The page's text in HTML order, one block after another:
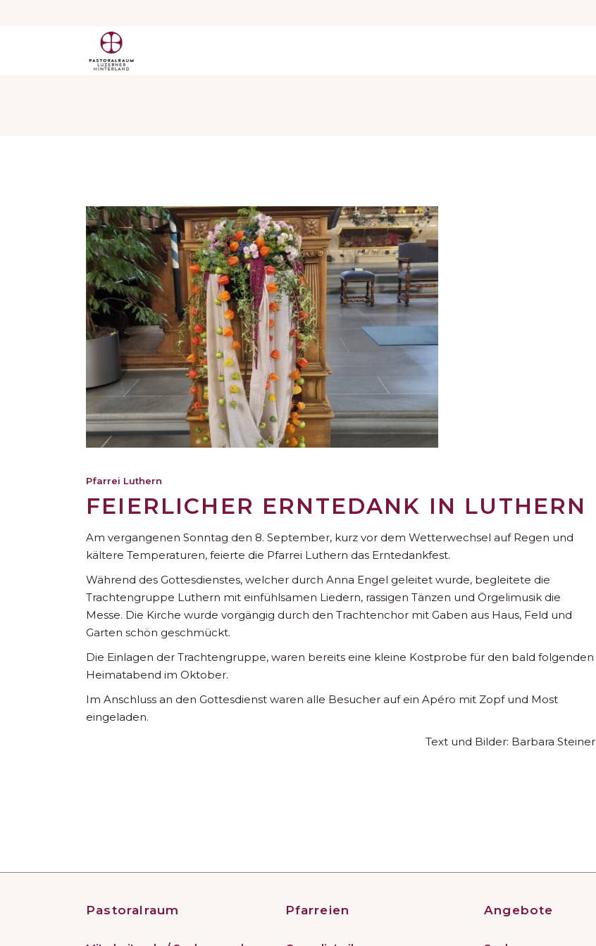
Pfarrei Luthern
FEIERLICHER ERNTEDANK IN LUTHERN
Am vergangenen Sonntag den 8. September, kurz vor dem Wetterwechsel auf Regen und
kältere Temperaturen, feierte die Pfarrei Luthern das Erntedankfest.
Während des Gottesdienstes, welcher durch Anna Engel geleitet wurde, begleitete die
Trachtengruppe Luthern mit einfühlsamen Liedern, rassigen Tänzen und Örgelimusik die
Messe. Die Kirche wurde vorgängig durch den Trachtenchor mit Gaben aus Haus, Feld und
Garten schön geschmückt.
Die Einlagen der Trachtengruppe, waren bereits eine kleine Kostprobe für den bald folgenden
Heimatabend im Oktober.
Im Anschluss an den Gottesdienst waren alle Besucher auf ein Apéro mit Zopf und Most
eingeladen.
Text und Bilder: Barbara Steiner
Pastoralraum Pfarreien Angebote